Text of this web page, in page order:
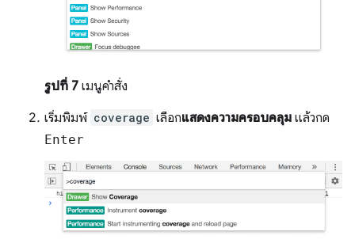
รูปที่ 7 เมนูคำสั่ง
เริ่มพิมพ์ coverage เลือกแสดงความครอบคลุม แล้วกด
Enter